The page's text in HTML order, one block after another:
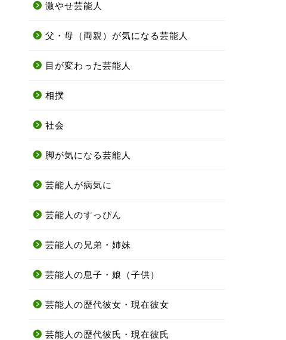
激やせ芸能人
父・母（両親）が気になる芸能人
目が変わった芸能人
相撲
社会
脚が気になる芸能人
芸能人が病気に
芸能人のすっぴん
芸能人の兄弟・姉妹
芸能人の息子・娘（子供）
芸能人の歴代彼女・現在彼女
芸能人の歴代彼氏・現在彼氏